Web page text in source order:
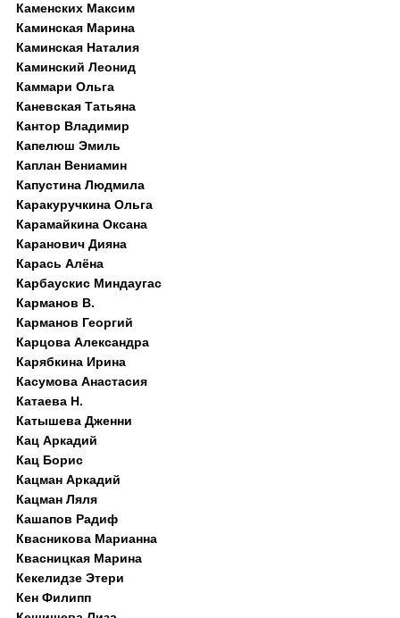
Каменских Максим
Каминская Марина
Каминская Наталия
Каминский Леонид
Каммари Ольга
Каневская Татьяна
Кантор Владимир
Капелюш Эмиль
Каплан Вениамин
Капустина Людмила
Каракуручкина Ольга
Карамайкина Оксана
Каранович Дияна
Карась Алёна
Карбаускис Миндаугас
Карманов В.
Карманов Георгий
Карцова Александра
Карябкина Ирина
Касумова Анастасия
Катаева Н.
Катышева Дженни
Кац Аркадий
Кац Борис
Кацман Аркадий
Кацман Ляля
Кашапов Радиф
Квасникова Марианна
Квасницкая Марина
Кекелидзе Этери
Кен Филипп